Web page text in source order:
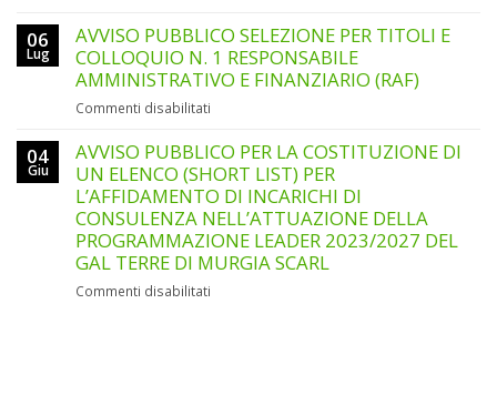
1
ANIMATORE/ANIMATRICE
DEL
GAL
PUBBLICO
SELEZIONE
PER
TITOLI
N.
1
ADDETTO/A
ALLA
SEGRETERIA
AMMINISTRATIVA
E
06
Lug
AVVISO PUBBLICO SELEZIONE PER TITOLI E
COLLOQUIO N. 1 RESPONSABILE
AMMINISTRATIVO E FINANZIARIO (RAF)
Commenti disabilitati
PUBBLICO
SELEZIONE
PER
TITOLI
E
COLLOQUIO
N.
04
Giu
AVVISO PUBBLICO PER LA COSTITUZIONE DI
UN ELENCO (SHORT LIST) PER
L’AFFIDAMENTO DI INCARICHI DI
CONSULENZA NELL’ATTUAZIONE DELLA
PROGRAMMAZIONE LEADER 2023/2027 DEL
GAL TERRE DI MURGIA SCARL
Commenti disabilitati